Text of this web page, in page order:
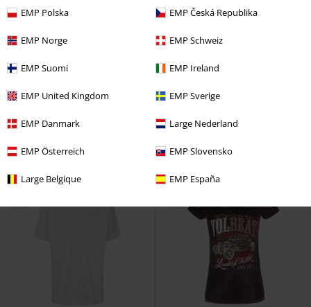
EMP Polska EMP Česká Republika
EMP Norge EMP Schweiz
EMP Suomi EMP Ireland
EMP United Kingdom EMP Sverige
EMP Danmark Large Nederland
EMP Österreich EMP Slovensko
Large Belgique EMP España
Crow Motionless In White
Shirt
UVPab19,99 €
Rebel Soul RED by EMP